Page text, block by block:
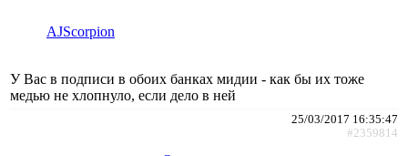
AJScorpion
У Вас в подписи в обоих банках мидии - как бы их тоже
медью не хлопнуло, если дело в ней
25/03/2017 16:35:47
#2359814